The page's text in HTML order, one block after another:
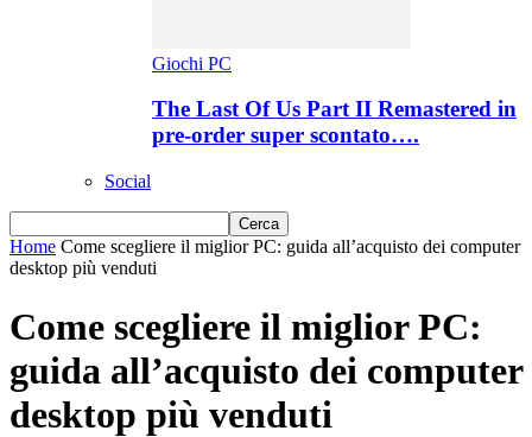
Giochi PC
The Last Of Us Part II Remastered in
pre-order super scontato….
Social
Home Come scegliere il miglior PC: guida all’acquisto dei computer
desktop più venduti
Come scegliere il miglior PC:
guida all’acquisto dei computer
desktop più venduti